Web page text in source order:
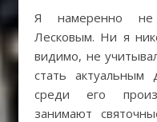
Я намеренно не
Лесковым. Ни я
видимо, не
стать
среди его
занимают